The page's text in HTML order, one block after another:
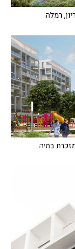
רמלה
בתיה